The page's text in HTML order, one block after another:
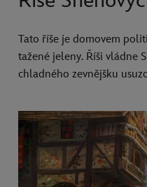
Tato říše je domovem
tažené jeleny. Říši vládne
chladného zevnějšku